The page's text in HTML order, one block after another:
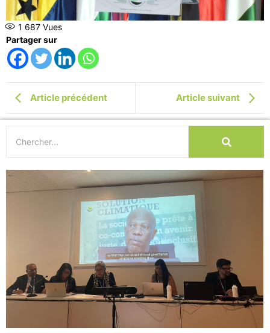
1 687 Vues
Partager sur
Article précédent Article suivant